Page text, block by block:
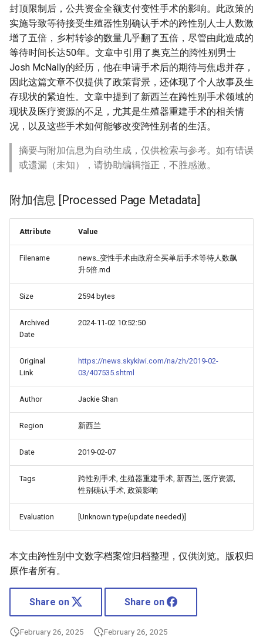
封顶限制后，公共资金全额支付变性手术的影响。此政策的
实施导致等待接受生殖器性别确认手术的跨性别人士人数激
增了五倍，乡村转诊的数量几乎翻了五倍，尽管由此造成的
等待时间长达50年。文章中引用了奥克兰的跨性别男士
Josh McNally的经历，他在申请手术后的期待与焦虑并存，
因此这篇文章不仅提供了政策背景，还体现了个人故事及生
存现状的紧迫性。文章中提到了新西兰在跨性别手术领域的
现状及医疗资源的不足，尤其是生殖器重建手术的相关情
况，以及这些手术如何能够改变跨性别者的生活。
摘要与附加信息为自动生成，仅供检索与参考。如有错误
或遗漏（未知），请协助编辑指正，不胜感激。
附加信息 [Processed Page Metadata]
Attribute Value
Filename
news_变性手术由政府全买单后手术等待人数飙
升5倍.md
Size 2594 bytes
Archived
Date
2024-11-02 10:52:50
Original
Link
https://news.skykiwi.com/na/zh/2019-02-
03/407535.shtml
Author Jackie Shan
Region 新西兰
Date 2019-02-07
Tags
跨性别手术, 生殖器重建手术, 新西兰, 医疗资源,
性别确认手术, 政策影响
Evaluation [Unknown type(update needed)]
本文由跨性别中文数字档案馆归档整理，仅供浏览。版权归
原作者所有。
Share on Share on
February 26, 2025 February 26, 2025